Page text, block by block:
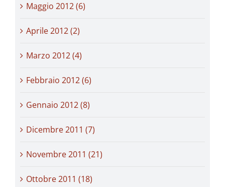
Maggio 2012 (6)
Aprile 2012 (2)
Marzo 2012 (4)
Febbraio 2012 (6)
Gennaio 2012 (8)
Dicembre 2011 (7)
Novembre 2011 (21)
Ottobre 2011 (18)